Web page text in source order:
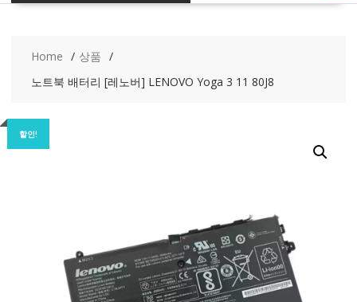
Home
상품
노트북 배터리 [레노버] LENOVO Yoga 3 11 80J8
할인!